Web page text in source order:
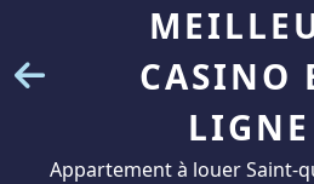
CASINO
LIGNE
Appartement à louer Saint-